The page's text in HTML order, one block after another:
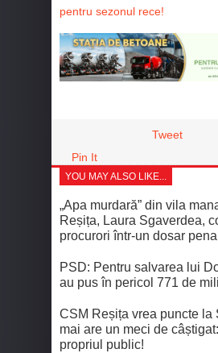
pentru sezonul rece!
Tweet
Pin It
YOU MAY ALSO LIKE...
„Apa murdară” din vila
Reșița, Laura Sgaverdea,
procurori într-un dosar
PSD: Pentru salvarea lui
au pus în pericol 771 de
CSM Reșița vrea puncte la
mai are un meci de
propriul public!